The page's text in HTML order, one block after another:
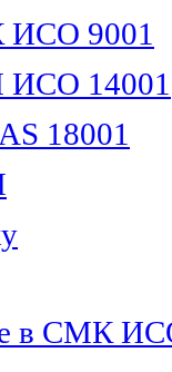
ИСО 9001
ИСО 14001
18001
в СМК